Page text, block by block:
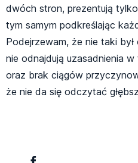
dwóch stron, prezentują
tym samym podkreślając
Podejrzewam, że nie taki
nie odnajdują uzasadnienia
oraz brak ciągów
że nie da się odczytać